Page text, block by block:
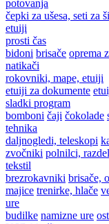
potovanja
čepki za ušesa, seti za
etuiji
prosti čas
bidoni brisače oprema
natikači
rokovniki, mape, etuiji
etuiji za dokumente
sladki program
bomboni čaji čokolade
tehnika
daljnogledi, teleskopi
zvočniki polnilci,
tekstil
brezrokavniki brisače,
majice trenirke, hlače
ure
budilke namizne ure